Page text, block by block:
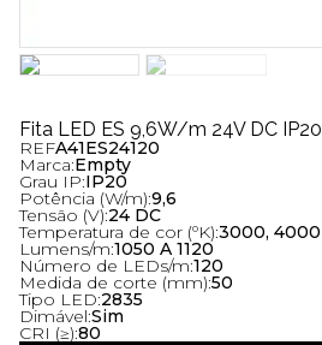
Fita LED ES 9,6W/m 24V DC IP20
REFA41ES24120
Marca:Empty
Grau IP:IP20
Potência (W/m):9,6
Tensão (V):24 DC
Temperatura de cor (ºK):3000, 4000
Lumens/m:1050 A 1120
Número de LEDs/m:120
Medida de corte (mm):50
Tipo LED:2835
Dimável:Sim
CRI (≥):80